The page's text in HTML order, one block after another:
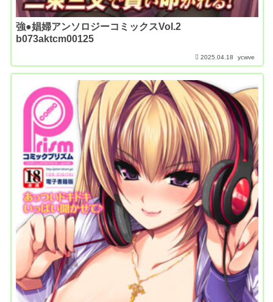
強●娼婦アンソロジーコミックスVol.2
b073aktcm00125
2025.04.18 ycwve